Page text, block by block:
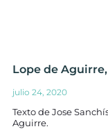
Lope de
julio 24, 2020
Texto de Jose
Aguirre.